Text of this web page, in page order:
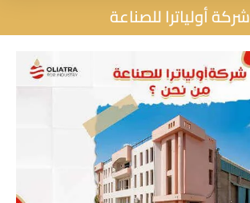
شركة أولياترا للصناعة